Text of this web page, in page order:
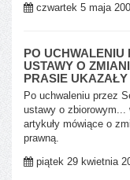
czwartek 5 maja
PO UCHWALENIU
USTAWY O
PRASIE UKAZAŁY
Po uchwaleniu przez
ustawy o zbiorowym...
artykuły mówiące o
prawną.
piątek 29 kwietnia